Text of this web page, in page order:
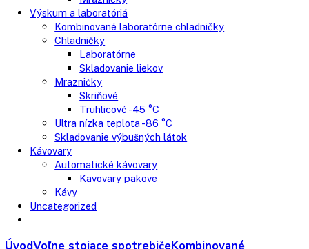
Chladnie nápojov
Skriňové
Truhlicové
Vinotéky
Pekárne
Chladničky
Mrazničky
Výskum a laboratóriá
Kombinované laboratórne chladničky
Chladničky
Laboratórne
Mrazničky
Truhlicové -45 °C